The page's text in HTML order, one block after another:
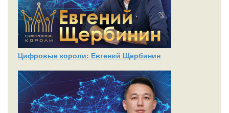
Цифровые короли: Евгений Щербинин